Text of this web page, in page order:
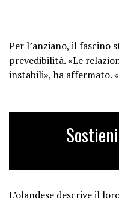
Per l’anziano, il fascino
prevedibilità. «Le
instabili», ha affermato.
L’olandese descrive il